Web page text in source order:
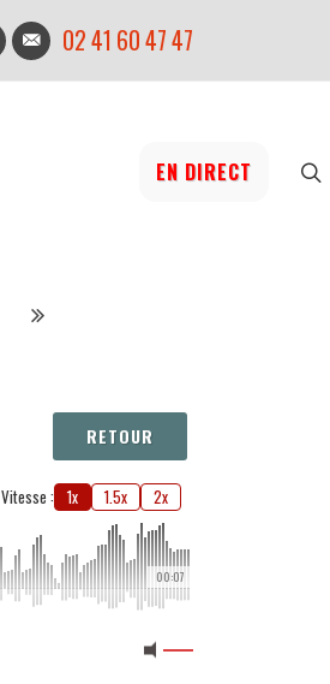
02 41 60 47 47
EN DIRECT
RETOUR
Vitesse : 1x 1.5x 2x
00:07